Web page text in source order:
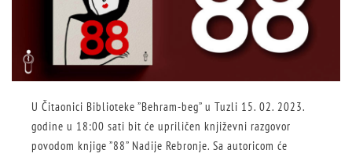
U Čitaonici Biblioteke ”Behram-beg” u Tuzli 15. 02. 2023.
godine u 18:00 sati bit će upriličen književni razgovor
povodom knjige ”88” Nadije Rebronje. Sa autoricom će